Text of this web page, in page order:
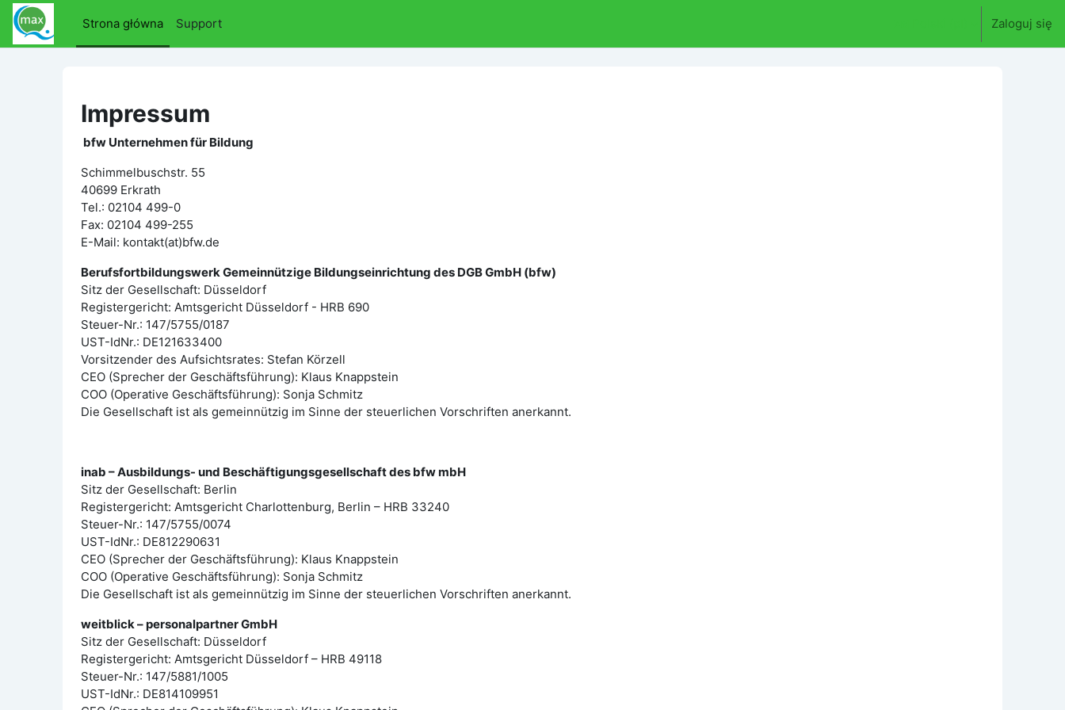
Przejdź do głównej zawartości
Strona główna
Support Zaloguj się
Impressum
bfw Unternehmen für Bildung
Schimmelbuschstr. 55
40699 Erkrath
Tel.: 02104 499-0
Fax: 02104 499-255
E-Mail: kontakt(at)bfw.de
Berufsfortbildungswerk Gemeinnützige Bildungseinrichtung des DGB GmbH (bfw)
Sitz der Gesellschaft: Düsseldorf
Registergericht: Amtsgericht Düsseldorf - HRB 690
Steuer-Nr.: 147/5755/0187
UST-IdNr.: DE121633400
Vorsitzender des Aufsichtsrates: Stefan Körzell
CEO (Sprecher der Geschäftsführung): Klaus Knappstein
COO (Operative Geschäftsführung): Sonja Schmitz
Die Gesellschaft ist als gemeinnützig im Sinne der steuerlichen Vorschriften anerkannt.
inab – Ausbildungs- und Beschäftigungsgesellschaft des bfw mbH
Sitz der Gesellschaft: Berlin
Registergericht: Amtsgericht Charlottenburg, Berlin – HRB 33240
Steuer-Nr.: 147/5755/0074
UST-IdNr.: DE812290631
CEO (Sprecher der Geschäftsführung): Klaus Knappstein
COO (Operative Geschäftsführung): Sonja Schmitz
Die Gesellschaft ist als gemeinnützig im Sinne der steuerlichen Vorschriften anerkannt.
weitblick – personalpartner GmbH
Sitz der Gesellschaft: Düsseldorf
Registergericht: Amtsgericht Düsseldorf – HRB 49118
Steuer-Nr.: 147/5881/1005
UST-IdNr.: DE814109951